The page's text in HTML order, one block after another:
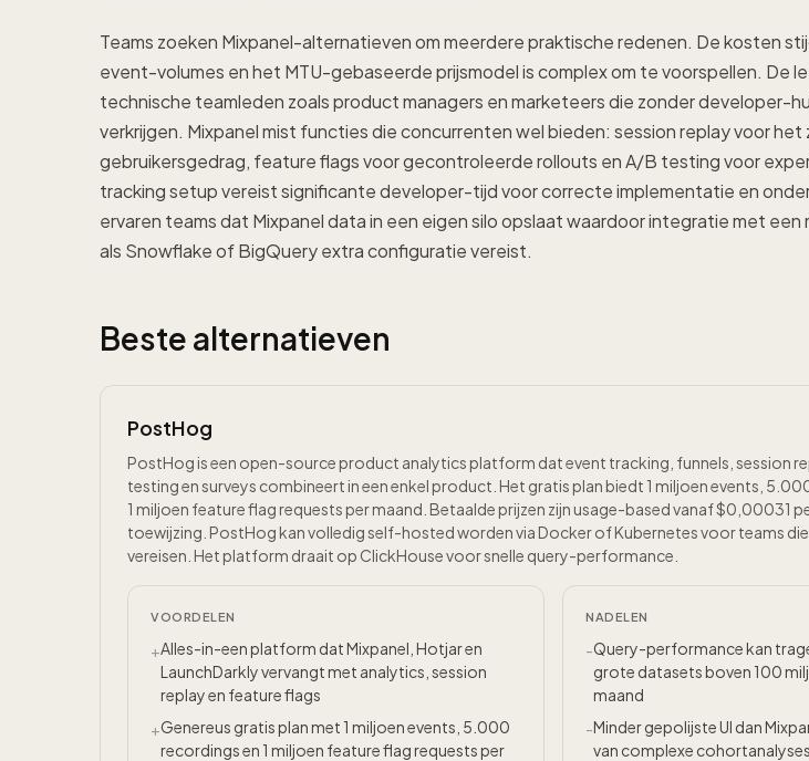
Teams zoeken Mixpanel-alternatieven om meerdere praktische redenen. De kosten
event-volumes en het MTU-gebaseerde prijsmodel is complex om te voorspellen. De
technische teamleden zoals product managers en marketeers die zonder developer-
verkrijgen. Mixpanel mist functies die concurrenten wel bieden: session replay voor het
gebruikersgedrag, feature flags voor gecontroleerde rollouts en A/B testing voor
tracking setup vereist significante developer-tijd voor correcte implementatie en
ervaren teams dat Mixpanel data in een eigen silo opslaat waardoor integratie met
als Snowflake of BigQuery extra configuratie vereist.
Beste alternatieven
PostHog
PostHog is een open-source product analytics platform dat event tracking, funnels, session
testing en surveys combineert in een enkel product. Het gratis plan biedt 1 miljoen events,
1 miljoen feature flag requests per maand. Betaalde prijzen zijn usage-based vanaf $0,00031
toewijzing. PostHog kan volledig self-hosted worden via Docker of Kubernetes voor teams
vereisen. Het platform draait op ClickHouse voor snelle query-performance.
VOORDELEN
+Alles-in-een platform dat Mixpanel, Hotjar en
LaunchDarkly vervangt met analytics, session
replay en feature flags
+Genereus gratis plan met 1 miljoen events, 5.000
recordings en 1 miljoen feature flag requests per
NADELEN
-Query-performance kan
grote datasets boven 100
maand
-Minder gepolijste UI dan
van complexe